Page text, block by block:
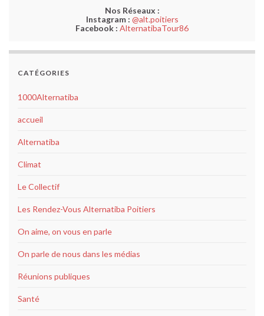
Nos Réseaux :
Instagram : @alt.poitiers
Facebook : AlternatibaTour86
CATÉGORIES
1000Alternatiba
accueil
Alternatiba
Climat
Le Collectif
Les Rendez-Vous Alternatiba Poitiers
On aime, on vous en parle
On parle de nous dans les médias
Réunions publiques
Santé